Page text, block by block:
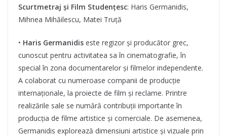
Scurtmetraj și Film Studențesc: Haris Germanidis,
Mihnea Mihăilescu, Matei Truță
• Haris Germanidis este regizor și producător grec,
cunoscut pentru activitatea sa în cinematografie, în
special în zona documentarelor și filmelor independente.
A colaborat cu numeroase companii de producție
internaționale, la proiecte de film și reclame. Printre
realizările sale se numără contribuții importante în
producția de filme artistice și comerciale. De asemenea,
Germanidis explorează dimensiuni artistice și vizuale prin